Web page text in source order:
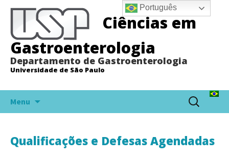
Ciências em
Gastroenterologia
Departamento de Gastroenterologia
Universidade de São Paulo
Menu
Pesquisar
por:
Qualificações e Defesas Agendadas
Português